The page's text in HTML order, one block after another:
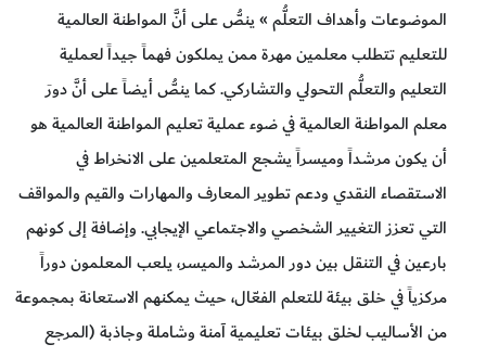
الموضوعات وأهداف التعلُّم » ينصُّ على أنَّ المواطنة العالمية
للتعليم تتطلب معلمين مهرة ممن يملكون فهماً جيداً لعملية
التعليم والتعلُّم التحولي والتشاركي. كما ينصُّ أيضاً على أنَّ دورَ
معلم المواطنة العالمية في ضوء عملية تعليم المواطنة العالمية هو
أن يكون مرشداً وميسراً يشجع المتعلمين على الانخراط في
الاستقصاء النقدي ودعم تطوير المعارف والمهارات والقيم والمواقف
التي تعزز التغيير الشخصي والاجتماعي الإيجابي. وإضافة إلى كونهم
بارعين في التنقل بين دور المرشد والميسر، يلعب المعلمون دوراً
مركزياً في خلق بيئة للتعلم الفعّال، حيث يمكنهم الاستعانة بمجموعة
من الأساليب لخلق بيئات تعليمية آمنة وشاملة وجاذبة (المرجع